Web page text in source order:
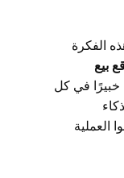
الفكرة
بيع
خبيرًا في كل
العملية